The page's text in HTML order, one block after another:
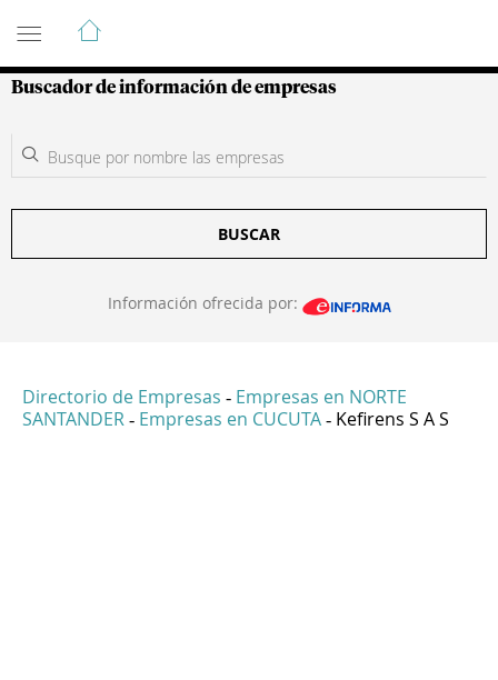
Guía de Empresas Colombianas
Buscador de información de empresas
BUSCAR
Información ofrecida por:
Directorio de Empresas - Empresas en NORTE
SANTANDER - Empresas en CUCUTA - Kefirens S A S